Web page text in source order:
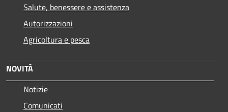
Salute, benessere e assistenza
Autorizzazioni
Agricoltura e pesca
NOVITÀ
Notizie
Comunicati